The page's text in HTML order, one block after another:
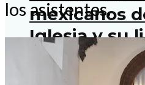
mexicanos
Iglesia y su
durante la
que inició
los asistentes.